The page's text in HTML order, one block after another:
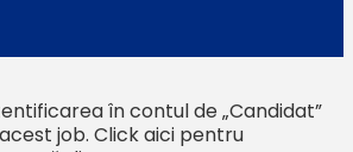
în contul de „Candidat”
job. Click aici pentru